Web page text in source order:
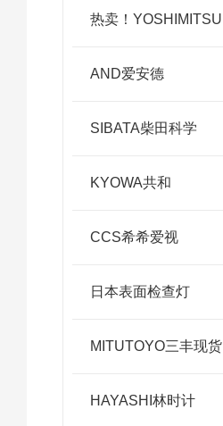
AND爱安德
SIBATA柴田科学
KYOWA共和
CCS希希爱视
日本表面检查灯
MITUTOYO三丰现货
HAYASHI林时计